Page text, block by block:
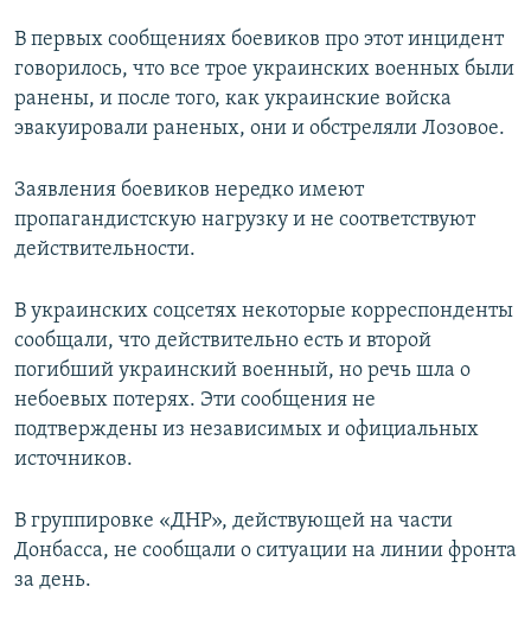
В первых сообщениях боевиков про этот инцидент
говорилось, что все трое украинских военных были
ранены, и после того, как украинские войска
эвакуировали раненых, они и обстреляли Лозовое.
Заявления боевиков нередко имеют
пропагандистскую нагрузку и не соответствуют
действительности.
В украинских соцсетях некоторые корреспонденты
сообщали, что действительно есть и второй
погибший украинский военный, но речь шла о
небоевых потерях. Эти сообщения не
подтверждены из независимых и официальных
источников.
В группировке «ДНР», действующей на части
Донбасса, не сообщали о ситуации на линии фронта
за день.